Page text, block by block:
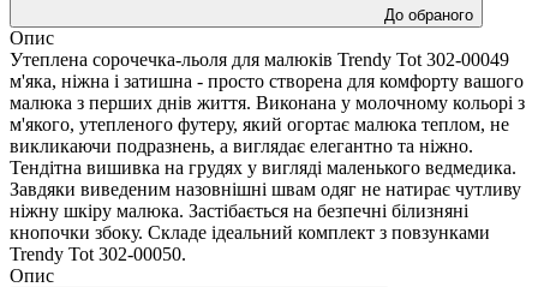
До обраного
Опис
Утеплена сорочечка-льоля для малюків Trendy Tot 302-00049
м'яка, ніжна і затишна - просто створена для комфорту вашого
малюка з перших днів життя. Виконана у молочному кольорі з
м'якого, утепленого футеру, який огортає малюка теплом, не
викликаючи подразнень, а виглядає елегантно та ніжно.
Тендітна вишивка на грудях у вигляді маленького ведмедика.
Завдяки виведеним назовнішні швам одяг не натирає чутливу
ніжну шкіру малюка. Застібається на безпечні білизняні
кнопочки збоку. Складе ідеальний комплект з повзунками
Trendy Tot 302-00050.
Опис